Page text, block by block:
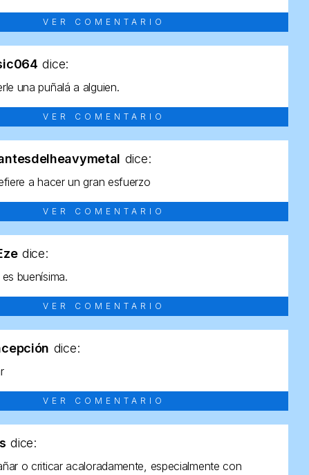
VER COMENTARIO
dice:
una puñalá a alguien.
VER COMENTARIO
dice:
a hacer un gran esfuerzo
VER COMENTARIO
dice:
buenísima.
VER COMENTARIO
dice:
VER COMENTARIO
dice:
o criticar acaloradamente, especialmente con